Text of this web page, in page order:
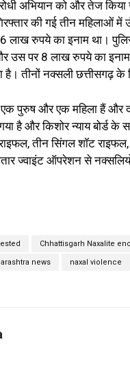
अभियान को और तेज किया
की गई तीन महिलाओं में
रुपये का इनाम था। पुलिस
पर 8 लाख रुपये का इनाम
है। तीनों नक्सली छत्तीसगढ़ के
पुरुष और एक महिला हैं और
है और किशोर न्याय बोर्ड
तीन सिंगल शॉट
ज्वाइंट ऑपरेशन से
Chhattisgarh Naxalite
news naxal violence